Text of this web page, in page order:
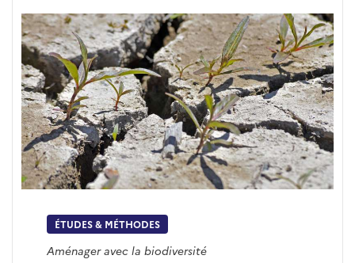
ÉTUDES & MÉTHODES
Aménager avec la biodiversité